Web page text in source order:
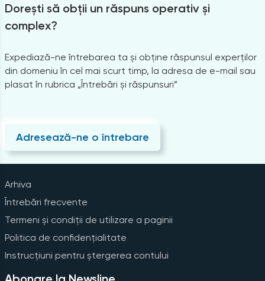
Dorești să obții un răspuns operativ și
complex?
Expediază-ne întrebarea ta și obține răspunsul experților
din domeniu în cel mai scurt timp, la adresa de e-mail sau
plasat în rubrica „Întrebări și răspunsuri”
Adresează-ne o întrebare
Arhiva
Întrebări frecvente
Termeni și condiții de utilizare a paginii
Politica de confidențialitate
Instrucțiuni pentru ștergerea contului